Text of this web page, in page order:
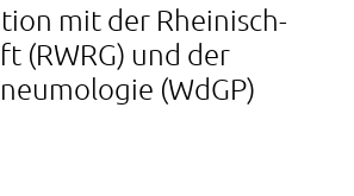
mit der Rheinisch-
(RWRG) und der
(WdGP)